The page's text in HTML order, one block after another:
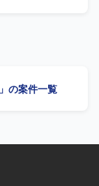
幅広く経験
BATを利用い
善の推進を
。
の案件一覧